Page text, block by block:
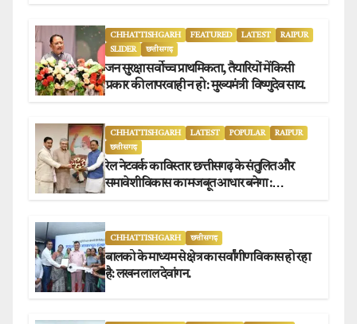
CHHATTISHGARH FEATURED LATEST
RAIPUR
SLIDER
छत्तीसगढ़
जन सुरक्षा सर्वोच्च प्राथमिकता, तैयारियों में किसी
प्रकार की लापरवाही न हो : मुख्यमंत्री विष्णुदेव साय.
CHHATTISHGARH LATEST POPULAR
RAIPUR
छत्तीसगढ़
रेल नेटवर्क का विस्तार छत्तीसगढ़ के संतुलित और
समावेशी विकास का मजबूत आधार बनेगा :
CHHATTISHGARH छत्तीसगढ़
बालको के माध्यम से क्षेत्र का सर्वांगीण विकास हो रहा
है: लखन लाल देवांगन.